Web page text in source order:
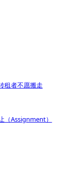
租者不愿搬走
（Assignment）